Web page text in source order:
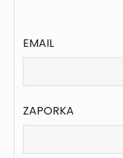
EMAIL
ZAPORKA